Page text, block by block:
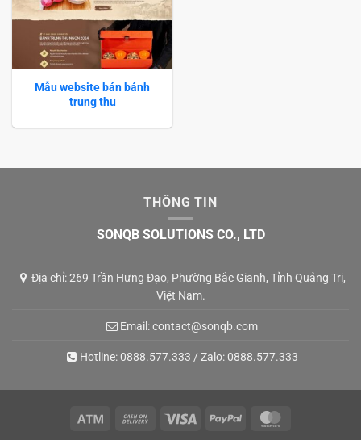
Mẫu website bán bánh
trung thu
THÔNG TIN
SONQB SOLUTIONS CO., LTD
Địa chỉ: 269 Trần Hưng Đạo, Phường Bắc Gianh, Tỉnh Quảng Trị,
Việt Nam.
Email:contact@sonqb.com
Hotline:0888.577.333 / Zalo:0888.577.333
Atm
Cash
Visa PayPal